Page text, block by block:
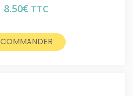
8.50€ TTC
COMMANDER